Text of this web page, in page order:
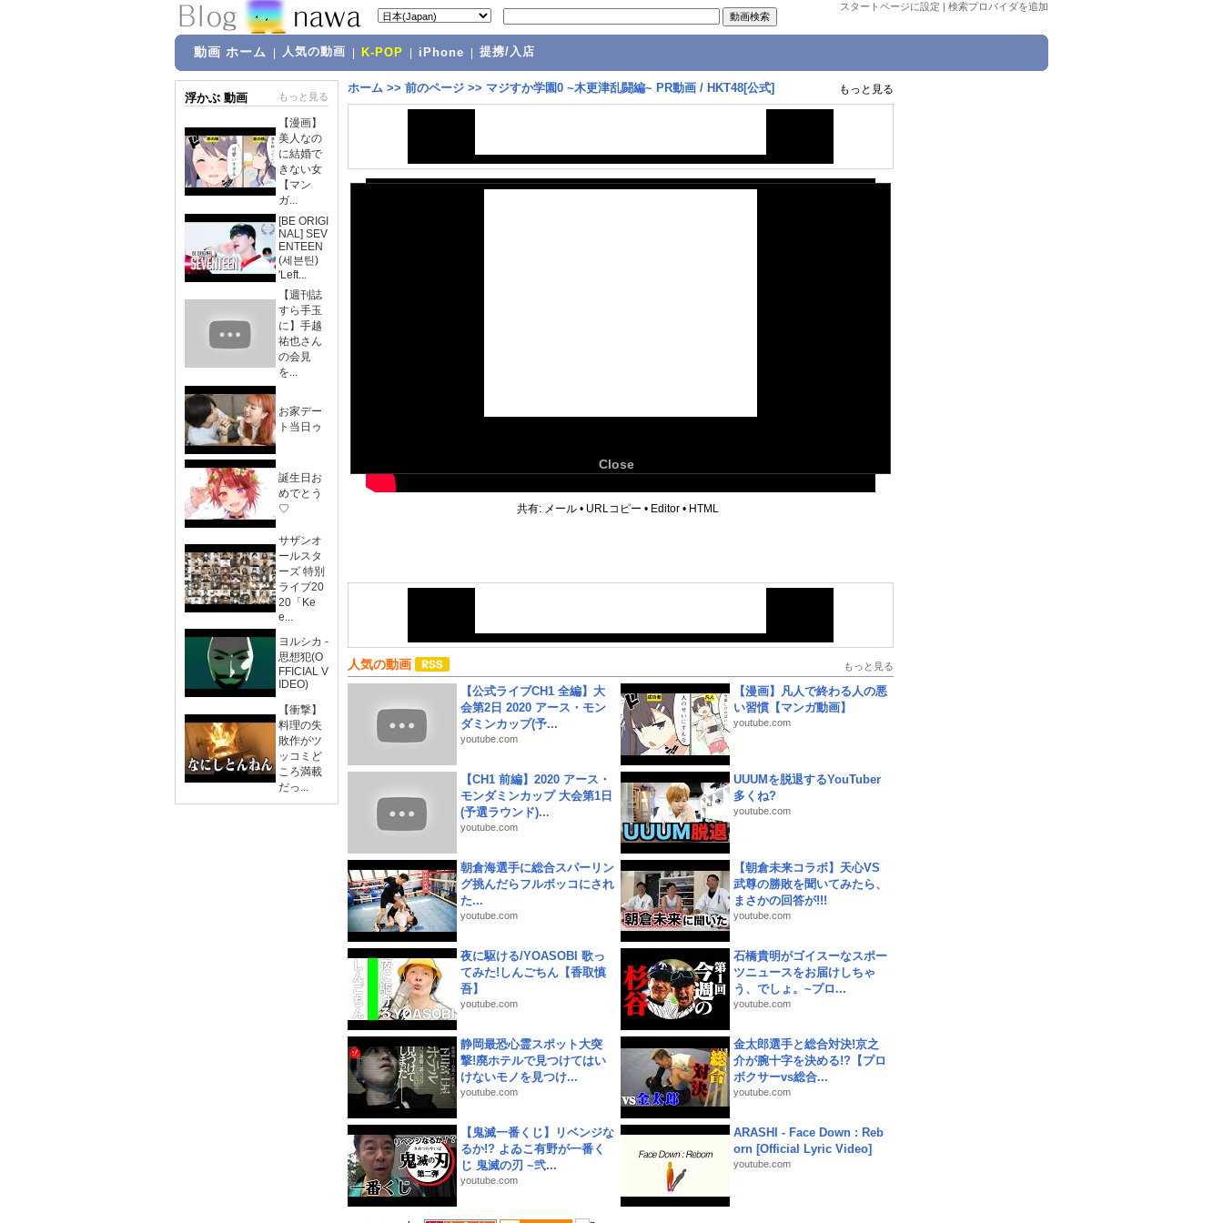
スタートページに設定 | 検索プロバイダを追加
動画 ホーム 人気の動画 K-POP iPhone 提携/入店
浮かぶ 動画 もっと見る
【漫画】
美人なの
に結婚で
きない女
【マン
ガ...
[BE ORIGI
NAL] SEV
ENTEEN
(세븐틴)
'Left...
【週刊誌
すら手玉
に】手越
祐也さん
の会見
を...
お家デー
ト当日ゥ
誕生日お
めでとう
♡
サザンオ
ールスタ
ーズ 特別
ライブ20
20「Ke
e...
ヨルシカ -
思想犯(O
FFICIAL V
IDEO)
【衝撃】
料理の失
敗作がツ
ッコミど
ころ満載
だっ...
ホーム >> 前のページ >> マジすか学園0 ~木更津乱闘編~ PR動画 / HKT48[公式] もっと見る
Close
共有: メール • URLコピー • Editor • HTML
人気の動画 もっと見る
【公式ライブCH1 全編】大
会第2日 2020 アース・モン
ダミンカップ(予...
youtube.com
【漫画】凡人で終わる人の悪
い習慣【マンガ動画】
youtube.com
【CH1 前編】2020 アース・
モンダミンカップ 大会第1日
(予選ラウンド)...
youtube.com
UUUMを脱退するYouTuber
多くね?
youtube.com
朝倉海選手に総合スパーリン
グ挑んだらフルボッコにされ
た...
youtube.com
【朝倉未来コラボ】天心VS
武尊の勝敗を聞いてみたら、
まさかの回答が!!!
youtube.com
夜に駆ける/YOASOBI 歌っ
てみた!しんごちん【香取慎
吾】
youtube.com
石橋貴明がゴイスーなスポー
ツニュースをお届けしちゃ
う、でしょ。~プロ...
youtube.com
静岡最恐心霊スポット大突
撃!廃ホテルで見つけてはい
けないモノを見つけ...
youtube.com
金太郎選手と総合対決!京之
介が腕十字を決める!?【プロ
ボクサーvs総合...
youtube.com
【鬼滅一番くじ】リベンジな
るか!? よゐこ有野が一番く
じ 鬼滅の刃 ~弐...
youtube.com
ARASHI - Face Down : Reb
orn [Official Lyric Video]
youtube.com